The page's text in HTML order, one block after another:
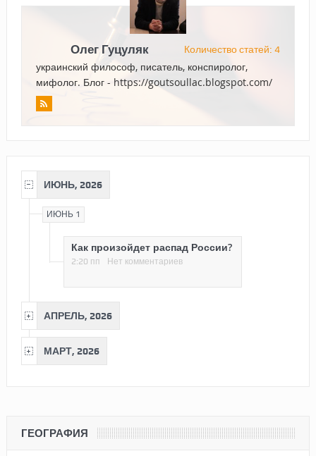
Олег Гуцуляк Количество статей: 4
украинский философ, писатель, конспиролог,
мифолог. Блог - https://goutsoullac.blogspot.com/
ИЮНЬ, 2026
ИЮНЬ 1
Как произойдет распад России?
2:20 пп Нет комментариев
АПРЕЛЬ, 2026
МАРТ, 2026
ГЕОГРАФИЯ